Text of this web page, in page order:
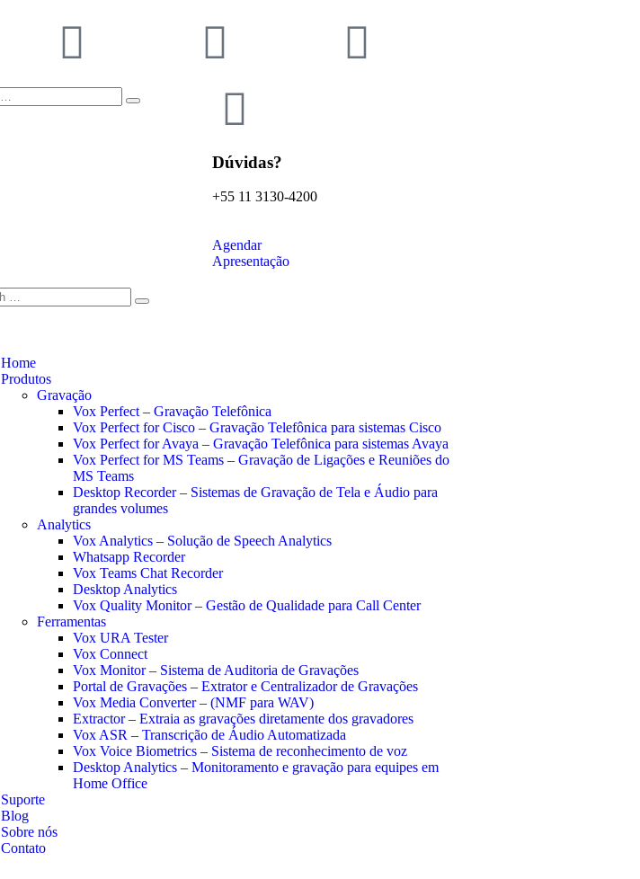
Dúvidas?
+55 11 3130-4200
Agendar
Apresentação
Home
Produtos
Gravação
Vox Perfect – Gravação Telefônica
Vox Perfect for Cisco – Gravação Telefônica para sistemas Cisco
Vox Perfect for Avaya – Gravação Telefônica para sistemas Avaya
Vox Perfect for MS Teams – Gravação de Ligações e Reuniões do
MS Teams
Desktop Recorder – Sistemas de Gravação de Tela e Áudio para
grandes volumes
Analytics
Vox Analytics – Solução de Speech Analytics
Whatsapp Recorder
Vox Teams Chat Recorder
Desktop Analytics
Vox Quality Monitor – Gestão de Qualidade para Call Center
Ferramentas
Vox URA Tester
Vox Connect
Vox Monitor – Sistema de Auditoria de Gravações
Portal de Gravações – Extrator e Centralizador de Gravações
Vox Media Converter – (NMF para WAV)
Extractor – Extraia as gravações diretamente dos gravadores
Vox ASR – Transcrição de Áudio Automatizada
Vox Voice Biometrics – Sistema de reconhecimento de voz
Desktop Analytics – Monitoramento e gravação para equipes em
Home Office
Suporte
Blog
Sobre nós
Contato